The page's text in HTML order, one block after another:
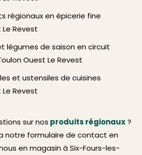
régionaux en épicerie fine
Revest
légumes de saison en circuit
Ouest Le Revest
et ustensiles de cuisines
Revest
sur nos produits régionaux?
notre formulaire de contact en
en magasin à Six-Fours-les-